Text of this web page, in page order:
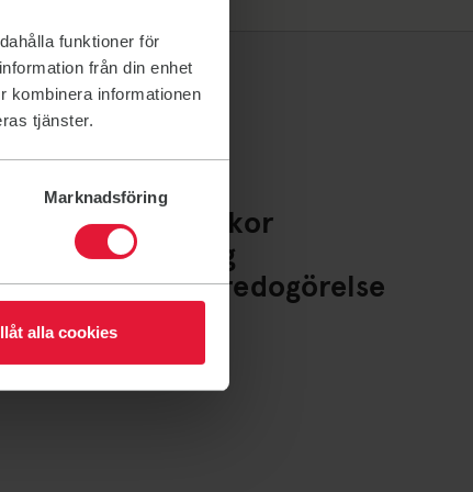
funktioner för
från din enhet
kombinera informationen
tjänster.
Marknadsföring
alla cookies
Policys och villkor
Whistleblowing
Tillgänglighetsredogörelse
Cookies